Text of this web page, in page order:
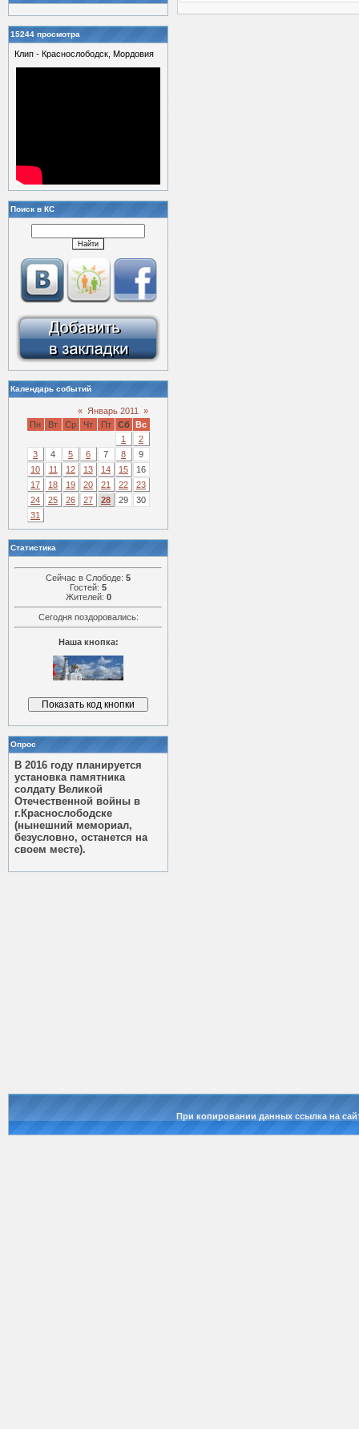
15244 просмотра
Клип - Краснослободск, Мордовия
Поиск в КС
Календарь событий
« Январь 2011
»
Пн
Вт Ср Чт Пт Сб
Вс
1
2
3
4 5 6 7 8
9
10
11 12 13 14 15
16
17
18 19 20 21 22
23
24
25 26 27 28 29
30
31
Статистика
Сейчас в Слободе: 5
Гостей: 5
Жителей: 0
Сегодня поздоровались:
Наша кнопка:
Опрос
В 2016 году планируется
установка памятника
солдату Великой
Отечественной войны в
г.Краснослободске
(нынешний мемориал,
безусловно, останется на
своем месте).
При копировании данных ссылка на